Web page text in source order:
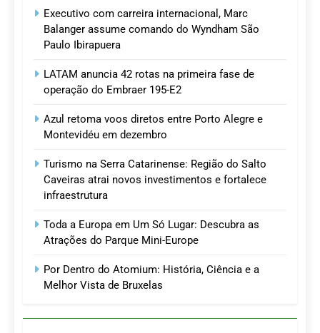
Executivo com carreira internacional, Marc
Balanger assume comando do Wyndham São
Paulo Ibirapuera
LATAM anuncia 42 rotas na primeira fase de
operação do Embraer 195-E2
Azul retoma voos diretos entre Porto Alegre e
Montevidéu em dezembro
Turismo na Serra Catarinense: Região do Salto
Caveiras atrai novos investimentos e fortalece
infraestrutura
Toda a Europa em Um Só Lugar: Descubra as
Atrações do Parque Mini-Europe
Por Dentro do Atomium: História, Ciência e a
Melhor Vista de Bruxelas